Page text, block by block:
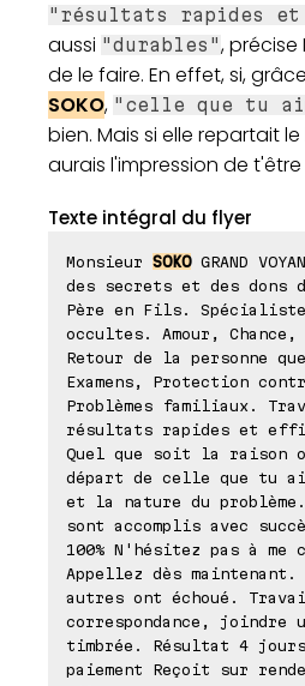
"résultats rapides
aussi "durables", précise
de le faire. En effet, si,
SOKO, "celle que tu
bien. Mais si elle repartait
aurais l'impression de
Texte intégral du flyer
Monsieur SOKOGRAND
des secrets et des dons
Père en Fils.
occultes. Amour, Chance,
Retour de la personne
Examens, Protection
Problèmes familiaux.
résultats rapides et
Quel que soit la raison
départ de celle que tu
et la nature du
sont accomplis avec
100% N'hésitez pas à me
Appellez dès
autres ont échoué.
correspondance, joindre
timbrée. Résultat 4
paiement Reçoit sur